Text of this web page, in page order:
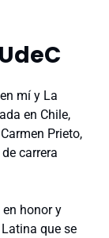
mí y La
en Chile,
Prieto,
carrera
en honor y
que se